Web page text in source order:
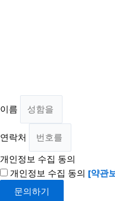
이름
연락처
개인정보 수집 동의
개인정보 수집 동의 [약관
문의하기